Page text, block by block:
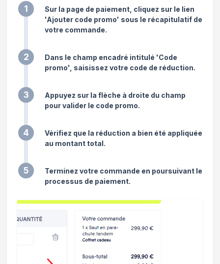
1
Sur la page de paiement, cliquez sur le lien
'Ajouter code promo' sous le récapitulatif de
votre commande.
2
Dans le champ encadré intitulé 'Code
promo', saisissez votre code de réduction.
3
Appuyez sur la flèche à droite du champ
pour valider le code promo.
4
Vérifiez que la réduction a bien été appliquée
au montant total.
5
Terminez votre commande en poursuivant le
processus de paiement.